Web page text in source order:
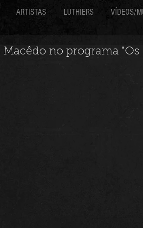
ARTISTAS LUTHIERS VÍDEOS/
no programa